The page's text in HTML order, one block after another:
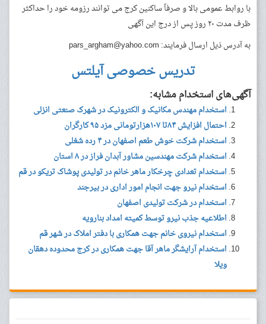
با روابط عمومی بالا و صرفاّ ساکنین کرج می توانند رزومه خود را حداکثر
ظرف مدت ۲۰ روز پس از درج این آگهی
به آدرس ذیل ارسال فرمایند: pars_argham@yahoo.com
تدریس خصوصی آیلتس
آگهی‌های استخدام مشابه:
استخدام مهندس مکانیک و الکترونیک در شهرک صنعتی انزلی
احتمال افزایش ۸۴تا ۱۰۷هزارتومانی مزد ۹۵ کارگران
استخدام شرکت خوش طعم اصفهان در ۴ رده شغلی
استخدام شرکت مهندسین مشاور آبدان فراز در ۸ استان
استخدام تعدادی چرخکار ماهر خانم در تولیدی پوشاک تریکو در قم
استخدام نیرو جهت انجام امور اداری در بیرجند
استخدام در شرکت تولیدی اصفهان
اطلاعیه جذب نیرو توسط کمیته امداد بنارویه
استخدام نیروی خانم جهت همکاری با دفتر املاک در شهر قم
استخدام آرایشگر ماهر آقا جهت همکاری در کرج محدوده دهقان
ویلا